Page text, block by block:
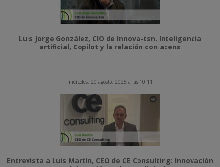
Luis Jorge González, CIO de Innova-tsn. Inteligencia
artificial, Copilot y la relación con acens
miércoles, 20 agosto, 2025 a las 10:11
Entrevista a Luis Martín, CEO de CE Consulting: Innovación